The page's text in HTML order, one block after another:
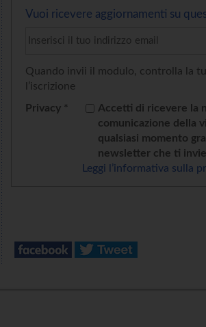
Vuoi ricevere aggiornamenti su
Quando invii il modulo, controlla la
l’iscrizione
Privacy *
Accetti di ricevere la
comunicazione della
qualsiasi momento
newsletter che ti
Leggi l’informativa sulla